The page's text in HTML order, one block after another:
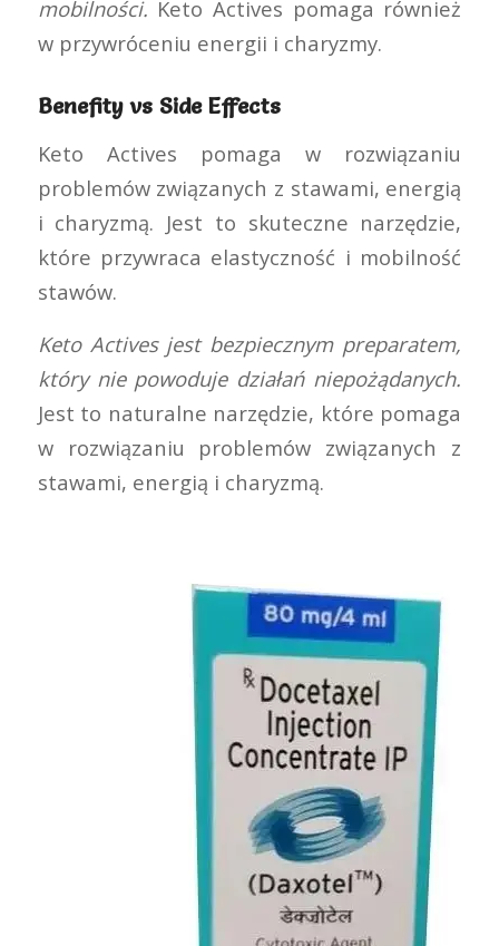
mobilności. Keto Actives pomaga również
w przywróceniu energii i charyzmy.
Benefity vs Side Effects
Keto Actives pomaga w rozwiązaniu
problemów związanych z stawami, energią
i charyzmą. Jest to skuteczne narzędzie,
które przywraca elastyczność i mobilność
stawów.
Keto Actives jest bezpiecznym preparatem,
który nie powoduje działań niepożądanych.
Jest to naturalne narzędzie, które pomaga
w rozwiązaniu problemów związanych z
stawami, energią i charyzmą.